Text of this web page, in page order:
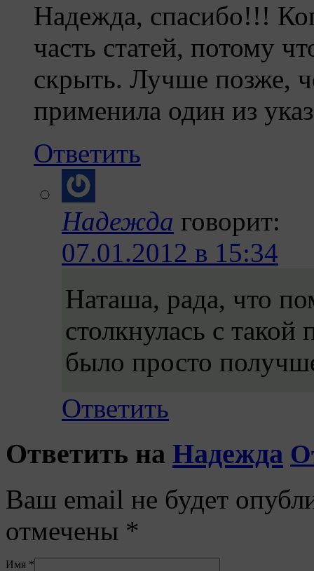
Надежда, спасибо!!!
часть статей, потому
скрыть. Лучше позже,
применила один из
Ответить
Надежда говорит:
07.01.2012 в 15:34
Наташа, рада, что
столкнулась с
было просто
Ответить
Ответить на Надежда
Ваш email не будет
отмечены *
Имя *